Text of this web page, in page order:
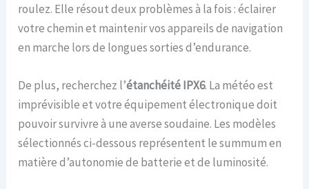
roulez. Elle résout deux problèmes à la fois : éclairer
votre chemin et maintenir vos appareils de navigation
en marche lors de longues sorties d’endurance.
De plus, recherchez l’étanchéité IPX6. La météo est
imprévisible et votre équipement électronique doit
pouvoir survivre à une averse soudaine. Les modèles
sélectionnés ci-dessous représentent le summum en
matière d’autonomie de batterie et de luminosité.